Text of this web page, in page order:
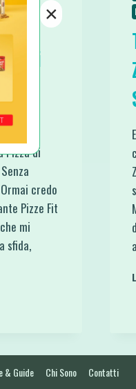
Pizza di
Ormai credo
Pizze Fit
mi
sfida,
& Guide Chi Sono Contatti
×